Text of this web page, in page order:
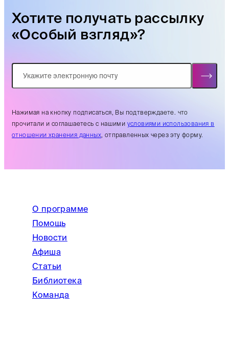
Хотите получать рассылку
«Особый взгляд»?
Нажимая на кнопку подписаться, Вы подтверждаете. что
прочитали и соглашаетесь с нашими условиями использования в
отношении хранения данных, отправленных через эту форму.
О программе
Помощь
Новости
Афиша
Статьи
Библиотека
Команда